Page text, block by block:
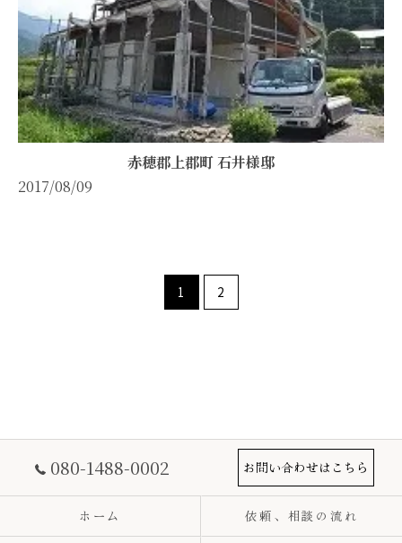
赤穂郡上郡町 石井様邸
2017/08/09
1 2
080-1488-0002 お問い合わせはこちら
ホーム 依頼、相談の流れ